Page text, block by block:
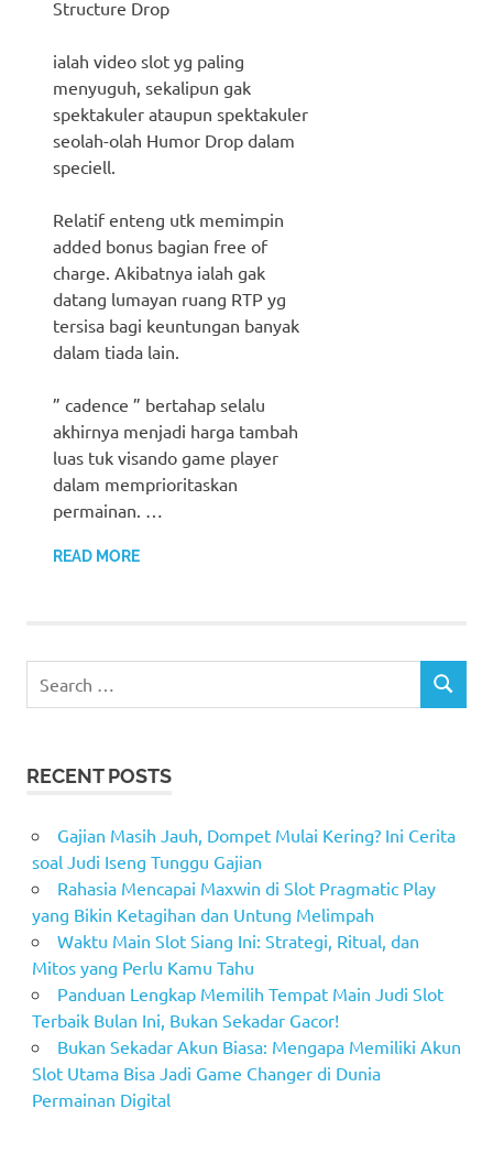
Structure Drop
ialah video slot yg paling
menyuguh, sekalipun gak
spektakuler ataupun spektakuler
seolah-olah Humor Drop dalam
speciell.
Relatif enteng utk memimpin
added bonus bagian free of
charge. Akibatnya ialah gak
datang lumayan ruang RTP yg
tersisa bagi keuntungan banyak
dalam tiada lain.
” cadence ” bertahap selalu
akhirnya menjadi harga tambah
luas tuk visando game player
dalam memprioritaskan
permainan. …
READ MORE
for:
SEARCH
RECENT POSTS
Gajian Masih Jauh, Dompet Mulai Kering? Ini Cerita
soal Judi Iseng Tunggu Gajian
Rahasia Mencapai Maxwin di Slot Pragmatic Play
yang Bikin Ketagihan dan Untung Melimpah
Waktu Main Slot Siang Ini: Strategi, Ritual, dan
Mitos yang Perlu Kamu Tahu
Panduan Lengkap Memilih Tempat Main Judi Slot
Terbaik Bulan Ini, Bukan Sekadar Gacor!
Bukan Sekadar Akun Biasa: Mengapa Memiliki Akun
Slot Utama Bisa Jadi Game Changer di Dunia
Permainan Digital